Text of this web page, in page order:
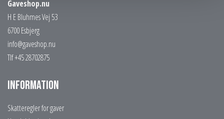
Gaveshop.nu
H E Bluhmes Vej 53
6700 Esbjerg
info@gaveshop.nu
Tlf +45 28702875
Information
Skatteregler for gaver